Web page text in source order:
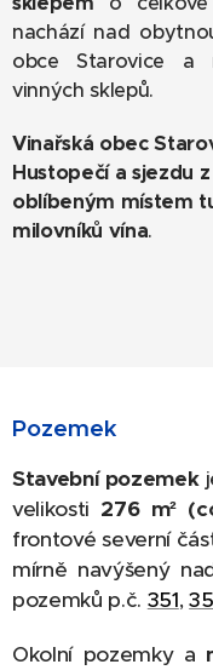
nachází nad
obce Starovice a
vinných sklepů.
Vinařská obec
Hustopečí a sjezdu
oblíbeným místem
milovníků vína.
Pozemek
Stavební pozemek
velikosti 276 m²
frontové severní
mírně navýšený
pozemků p.č. 351,
Okolní pozemky a